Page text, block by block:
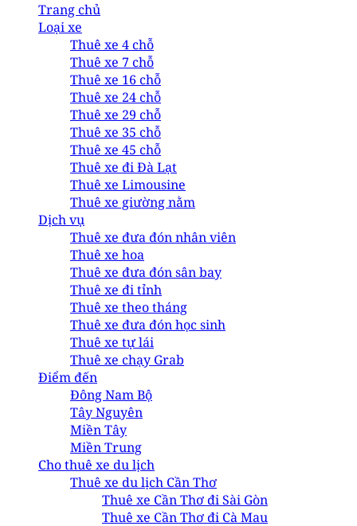
Trang chủ
Loại xe
Thuê xe 4 chỗ
Thuê xe 7 chỗ
Thuê xe 16 chỗ
Thuê xe 24 chỗ
Thuê xe 29 chỗ
Thuê xe 35 chỗ
Thuê xe 45 chỗ
Thuê xe đi Đà Lạt
Thuê xe Limousine
Thuê xe giường nằm
Dịch vụ
Thuê xe đưa đón nhân viên
Thuê xe hoa
Thuê xe đưa đón sân bay
Thuê xe đi tỉnh
Thuê xe theo tháng
Thuê xe đưa đón học sinh
Thuê xe tự lái
Thuê xe chạy Grab
Điểm đến
Đông Nam Bộ
Tây Nguyên
Miền Tây
Miền Trung
Cho thuê xe du lịch
Thuê xe du lịch Cần Thơ
Thuê xe Cần Thơ đi Sài Gòn
Thuê xe Cần Thơ đi Cà Mau